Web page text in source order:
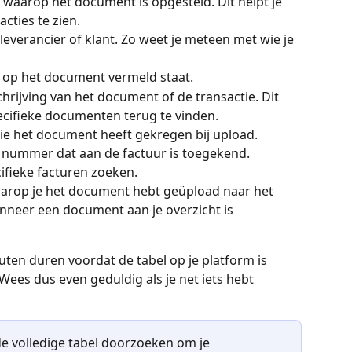
te zien.
of klant. Zo weet je meteen met wie je
het document vermeld staat.
van het document of de transactie. Dit
documenten terug te vinden.
het document heeft gekregen bij upload.
dat aan de factuur is toegekend.
facturen zoeken.
je het document hebt geüpload naar het
een document aan je overzicht is
duren voordat de tabel op je platform is
dus even geduldig als je net iets hebt
volledige tabel doorzoeken om je